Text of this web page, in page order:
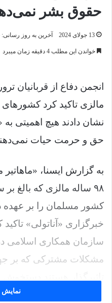
حقوق بشر
13 جولای 2024 آخرین به روز رسانی: 13 جولای 2024
خواندن این مطلب 4 دقیقه زمان میبرد
انجمن دفاع از قربانیان
مالزی تاکید کرد
نشان دادند هیچ اهمیتی
حق و حرمت حیات
به گزارش ایسنا،
۹۸ ساله مالزی که بالغ
کشور مسلمان را بر عهده
خبرگزاری «آناتولی»
سازمان همکاری اسلامی
مشکلات مشترکی که بر
نمایش